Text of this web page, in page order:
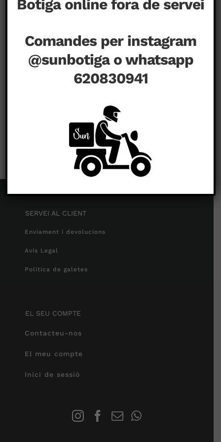
SERVEI AL CLIENT
Enviament i devolucions
Avís Legal
Política de galetes
EL SEU COMPTE
Contacteu-nos
El meu compte
Inici de sessió
Botiga online fora de servei
Comandes per instagram
@sunbotiga o whatsapp
620830941